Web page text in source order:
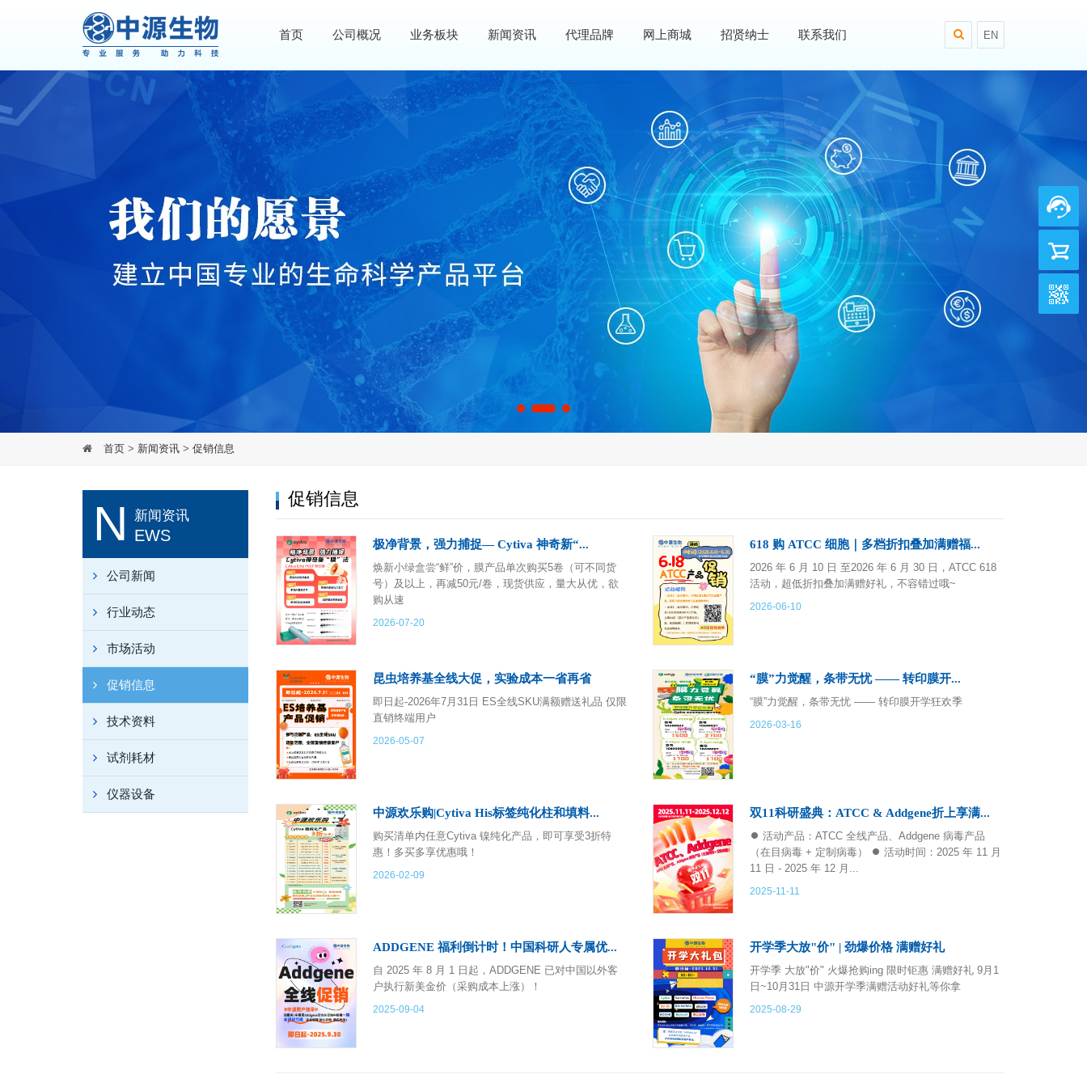
首页 公司概况 业务板块 新闻资讯 代理品牌 网上商城 招贤纳士 联系我们 EN
首页 > 新闻资讯 > 促销信息
N 新闻资讯
EWS
公司新闻
行业动态
市场活动
促销信息
技术资料
试剂耗材
仪器设备
促销信息
极净背景，强力捕捉— Cytiva 神奇新“...
焕新小绿盒尝“鲜”价，膜产品单次购买5卷（可不同货
号）及以上，再减50元/卷，现货供应，量大从优，欲
购从速
2026-07-20
618 购 ATCC 细胞｜多档折扣叠加满赠福...
2026 年 6 月 10 日 至2026 年 6 月 30 日，ATCC 618
活动，超低折扣叠加满赠好礼，不容错过哦~
2026-06-10
昆虫培养基全线大促，实验成本一省再省
即日起-2026年7月31日 ES全线SKU满额赠送礼品 仅限
直销终端用户
2026-05-07
“膜”力觉醒，条带无忧 —— 转印膜开...
“膜”力觉醒，条带无忧 —— 转印膜开学狂欢季
2026-03-16
中源欢乐购|Cytiva His标签纯化柱和填料...
购买清单内任意Cytiva 镍纯化产品，即可享受3折特
惠！多买多享优惠哦！
2026-02-09
双11科研盛典：ATCC & Addgene折上享满...
⏺ 活动产品：ATCC 全线产品、Addgene 病毒产品
（在目病毒 + 定制病毒） ⏺ 活动时间：2025 年 11 月
11 日 - 2025 年 12 月...
2025-11-11
ADDGENE 福利倒计时！中国科研人专属优...
自 2025 年 8 月 1 日起，ADDGENE 已对中国以外客
户执行新美金价（采购成本上涨）！
2025-09-04
开学季大放"价" | 劲爆价格 满赠好礼
开学季 大放"价" 火爆抢购ing 限时钜惠 满赠好礼 9月1
日~10月31日 中源开学季满赠活动好礼等你拿
2025-08-29